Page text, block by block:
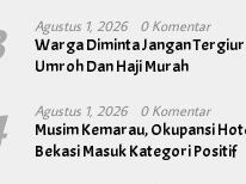
Agustus 1, 2026 0 Komentar
Warga Diminta Jangan
Umroh Dan Haji Murah
Agustus 1, 2026 0 Komentar
Musim Kemarau, Okupansi
Bekasi Masuk Kategori Positif